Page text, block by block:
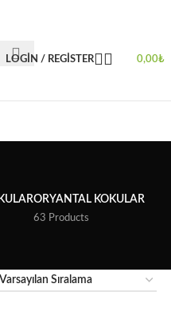
LOGIN / REGISTER 0,00₺
ORYANTAL KOKULAR
63 Products